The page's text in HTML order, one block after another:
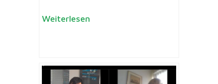
Weiterlesen